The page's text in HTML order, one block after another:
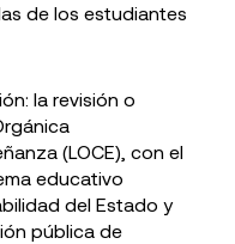
de los estudiantes
la revisión o
(LOCE), con el
educativo
del Estado y
pública de